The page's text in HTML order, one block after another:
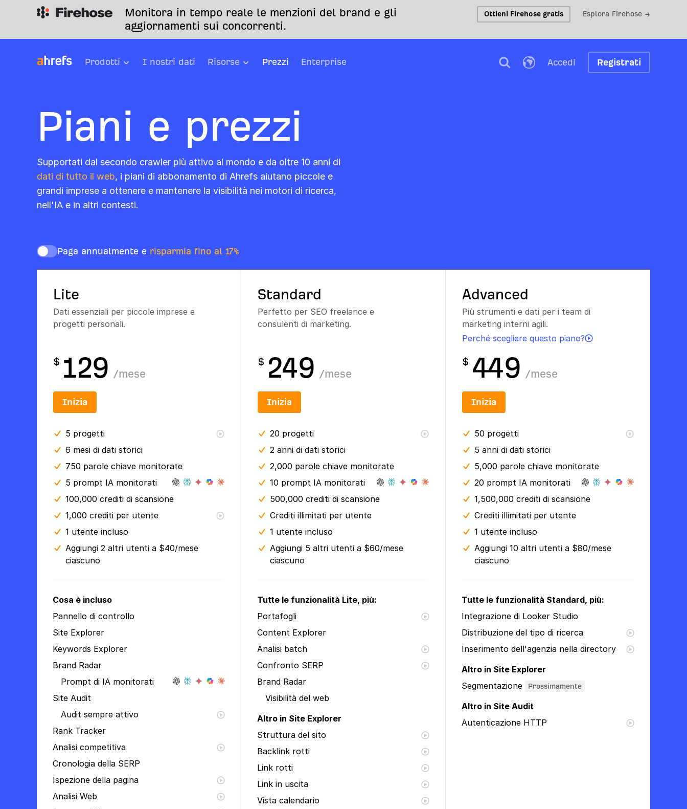
Monitora in tempo reale le menzioni del brand e gli
aggiornamenti sui concorrenti.
Ottieni Firehose gratis Esplora Firehose →
Prodotti I nostri dati Risorse Prezzi Enterprise Accedi Registrati
Piani e prezzi
Supportati dal secondo crawler più attivo al mondo e da oltre 10 anni di
dati di tutto il web, i piani di abbonamento di Ahrefs aiutano piccole e
grandi imprese a ottenere e mantenere la visibilità nei motori di ricerca,
nell'IA e in altri contesti.
Paga annualmente e risparmia fino al 17%
Lite
Dati essenziali per piccole imprese e
progetti personali.
Standard
Perfetto per SEO freelance e
consulenti di marketing.
Advanced
Più strumenti e dati per i team di
marketing interni agili.
Perché scegliere questo piano?
$ 129 /mese
$ 249 /mese
$ 449 /mese
Inizia Inizia Inizia
5 progetti
6 mesi di dati storici
750 parole chiave monitorate
5 prompt IA monitorati
100,000 crediti di scansione
1,000 crediti per utente
1 utente incluso
Aggiungi 2 altri utenti a $40/mese
ciascuno
20 progetti
2 anni di dati storici
2,000 parole chiave monitorate
10 prompt IA monitorati
500,000 crediti di scansione
Crediti illimitati per utente
1 utente incluso
Aggiungi 5 altri utenti a $60/mese
ciascuno
50 progetti
5 anni di dati storici
5,000 parole chiave monitorate
20 prompt IA monitorati
1,500,000 crediti di scansione
Crediti illimitati per utente
1 utente incluso
Aggiungi 10 altri utenti a $80/mese
ciascuno
Cosa è incluso
Pannello di controllo
Site Explorer
Keywords Explorer
Brand Radar
Prompt di IA monitorati
Site Audit
Audit sempre attivo
Rank Tracker
Analisi competitiva
Cronologia della SERP
Ispezione della pagina
Analisi Web
Tutte le funzionalità Lite, più:
Portafogli
Content Explorer
Analisi batch
Confronto SERP
Brand Radar
Visibilità del web
Altro in Site Explorer
Struttura del sito
Backlink rotti
Link rotti
Link in uscita
Vista calendario
Tutte le funzionalità Standard, più:
Integrazione di Looker Studio
Distribuzione del tipo di ricerca
Inserimento dell'agenzia nella directory
Altro in Site Explorer
Segmentazione
Prossimamente
Altro in Site Audit
Autenticazione HTTP